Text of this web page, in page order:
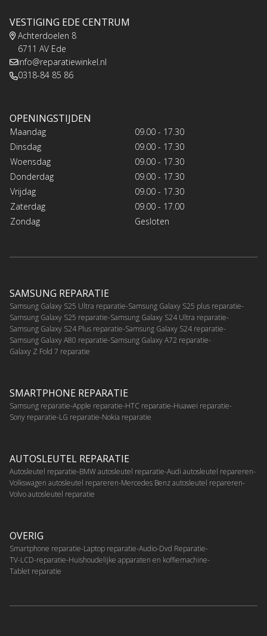
VESTIGING EDE CENTRUM
Achterdoelen 8
6711 AV Ede
info@reparatiewinkel.nl
0318-84 85 86
OPENINGSTIJDEN
Maandag
09.00 - 17.30
Dinsdag
09.00 - 17.30
Woensdag
09.00 - 17.30
Donderdag
09.00 - 17.30
Vrijdag
09.00 - 17.30
Zaterdag
09.00 - 17.00
Zondag
Gesloten
SAMSUNG REPARATIE
Samsung Galaxy S25 Ultra reparatie Samsung Galaxy S25 plus reparatie
Samsung Galaxy S25 reparatie Samsung Galaxy S24 Ultra reparatie
Samsung Galaxy S24 Plus reparatie Samsung Galaxy S24 reparatie
Samsung Galaxy A80 reparatie Samsung Galaxy A72 reparatie
Galaxy Z Fold 7 reparatie
SMARTPHONE REPARATIE
Samsung reparatie Apple reparatie HTC reparatie Huawei reparatie
Sony reparatie LG reparatie Nokia reparatie
AUTOSLEUTEL REPARATIE
Autosleutel reparatie BMW autosleutel reparatie Audi autosleutel repareren
Volkswagen autosleutel repareren Mercedes Benz autosleutel repareren
Volvo autosleutel reparatie
OVERIG
Smartphone reparatie Laptop reparatie Audio-Dvd Reparatie
TV-LCD-reparatie Huishoudelijke apparaten en koffiemachine
Tablet reparatie